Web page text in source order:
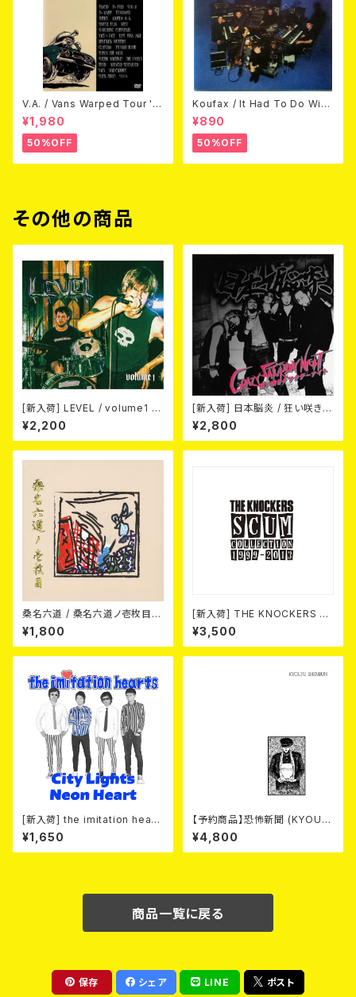
V.A. / Vans Warped Tour '0
3 (DVD)
¥1,980
50%OFF
Koufax / It Had To Do With
Love (CD)
¥890
50%OFF
その他の商品
[新入荷] LEVEL / volume1 DI
SCOGRAPHY 2021-2026 (D
IGIPACK CD)
¥2,200
[新入荷] 日本脳炎 / 狂い咲きサ
タデーナイト(CD)
¥2,800
桑名六道 / 桑名六道ノ壱枚目
(CD)
¥1,800
[新入荷] THE KNOCKERS 『S
CUM COLLECTION 1999
～2013』(2xCD)
¥3,500
[新入荷] the imitation heart
s / City Lights Neon Heart
(7"EP)
¥1,650
【予約商品】恐怖新聞 (KYOUF
U SHINBUN) / 死 (LP)【8月15
日発売】
¥4,800
商品一覧に戻る
保存 シェア LINE ポスト